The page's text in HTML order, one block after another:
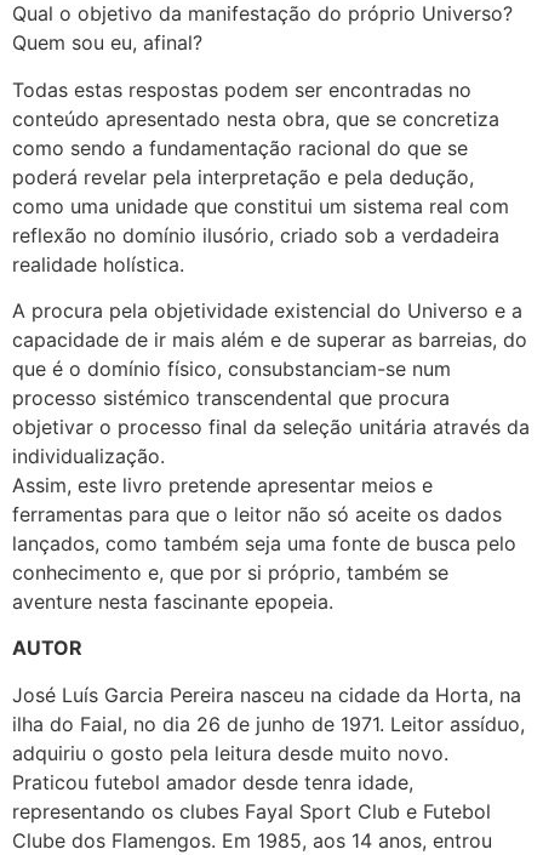
Qual o objetivo da manifestação do próprio Universo?
Quem sou eu, afinal?
Todas estas respostas podem ser encontradas no
conteúdo apresentado nesta obra, que se concretiza
como sendo a fundamentação racional do que se
poderá revelar pela interpretação e pela dedução,
como uma unidade que constitui um sistema real com
reflexão no domínio ilusório, criado sob a verdadeira
realidade holística.
A procura pela objetividade existencial do Universo e a
capacidade de ir mais além e de superar as barreias, do
que é o domínio físico, consubstanciam-se num
processo sistémico transcendental que procura
objetivar o processo final da seleção unitária através da
individualização.
Assim, este livro pretende apresentar meios e
ferramentas para que o leitor não só aceite os dados
lançados, como também seja uma fonte de busca pelo
conhecimento e, que por si próprio, também se
aventure nesta fascinante epopeia.
AUTOR
José Luís Garcia Pereira nasceu na cidade da Horta, na
ilha do Faial, no dia 26 de junho de 1971. Leitor assíduo,
adquiriu o gosto pela leitura desde muito novo.
Praticou futebol amador desde tenra idade,
representando os clubes Fayal Sport Club e Futebol
Clube dos Flamengos. Em 1985, aos 14 anos, entrou